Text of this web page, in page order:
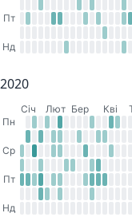
Пт
Нд
2020
Cіч Лют Бер Кві
Пн
Ср
Пт
Нд